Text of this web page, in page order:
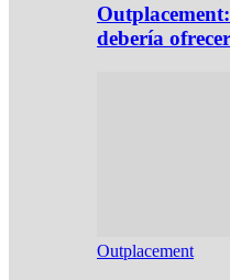
debería
Outplacement